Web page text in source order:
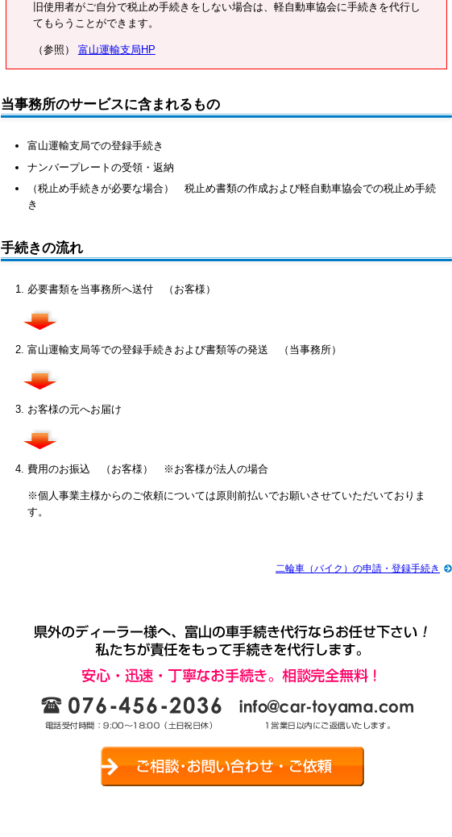
旧使用者がご自分で税止め手続きをしない場合は、軽自動車協会に手続きを代行し
てもらうことができます。
（参照） 富山運輸支局HP
当事務所のサービスに含まれるもの
富山運輸支局での登録手続き
ナンバープレートの受領・返納
（税止め手続きが必要な場合） 税止め書類の作成および軽自動車協会での税止め手続
き
手続きの流れ
必要書類を当事務所へ送付 （お客様）
富山運輸支局等での登録手続きおよび書類等の発送 （当事務所）
お客様の元へお届け
費用のお振込 （お客様） ※お客様が法人の場合
※個人事業主様からのご依頼については原則前払いでお願いさせていただいておりま
す。
二輪車（バイク）の申請・登録手続き